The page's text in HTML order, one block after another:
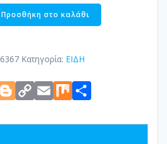
Προσθήκη στο καλάθι
6367 Κατηγορία: ΕΙΔΗ
Blogger
Copy
Link
Email
Mix